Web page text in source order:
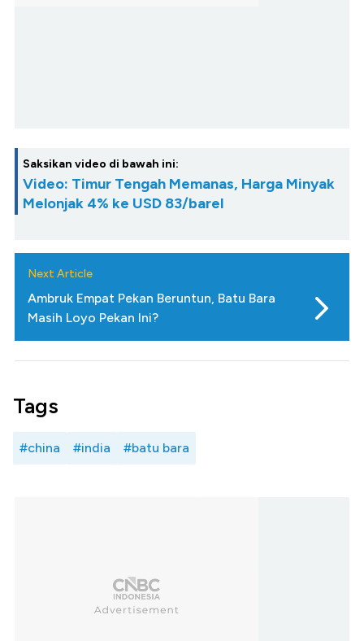
Saksikan video di bawah ini:
Video: Timur Tengah Memanas, Harga Minyak
Melonjak 4% ke USD 83/barel
Next Article
Ambruk Empat Pekan Beruntun, Batu Bara
Masih Loyo Pekan Ini?
Tags
#china #india #batu bara